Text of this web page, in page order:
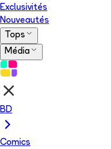
Exclusivités
Nouveautés
Tops
Média
BD
Comics